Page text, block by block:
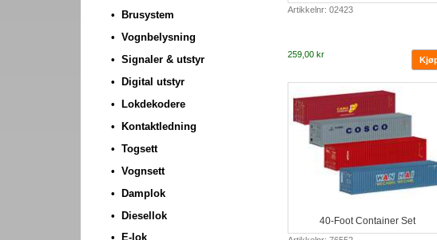
Artikkelnr: 02423
259,00 kr
40-Foot Container Set
Brusystem
Vognbelysning
Signaler & utstyr
Digital utstyr
Lokdekodere
Kontaktledning
Togsett
Vognsett
Damplok
Diesellok
E-lok